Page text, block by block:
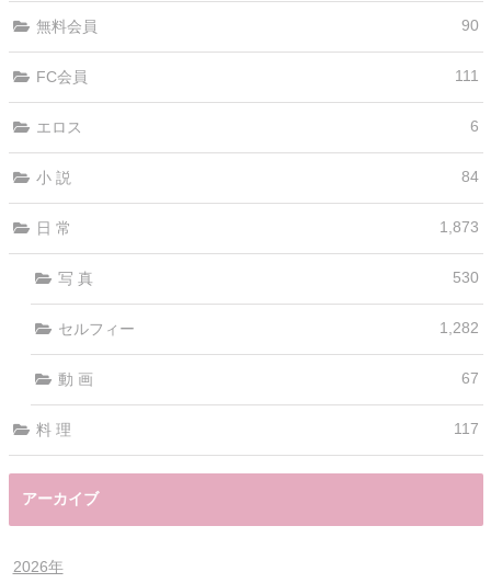
無料会員 90
FC会員 111
エロス 6
小 説 84
日 常 1,873
写 真 530
セルフィー 1,282
動 画 67
料 理 117
アーカイブ
2026年